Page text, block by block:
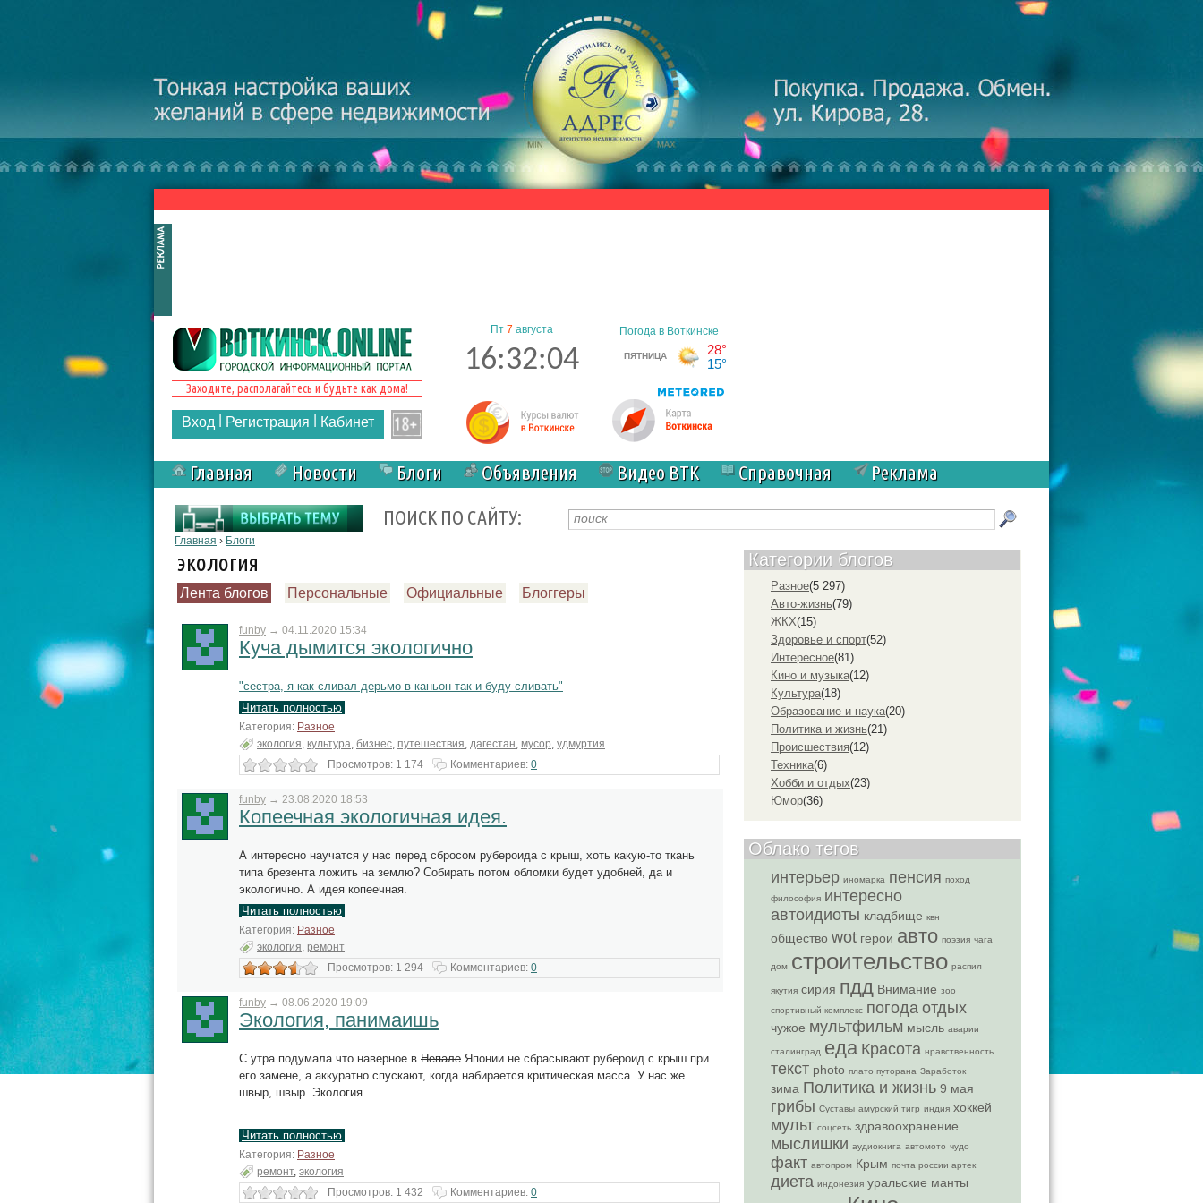
Заходите, располагайтесь и будьте как дома!
Вход Регистрация Кабинет
Пт 7 августа
16:32:04
Главная Новости Блоги Объявления Видео ВТК Справочная
Реклама
ПОИСК ПО САЙТУ:
Форма поиска
Вы здесь
Главная › Блоги
экология
Лента блогов Персональные Официальные Блоггеры
funby → 04.11.2020 15:34
Куча дымится экологично
"сестра, я как сливал дерьмо в каньон так и буду сливать"
Читать полностью
Категория: Разное
экология, культура, бизнес, путешествия, дагестан, мусор, удмуртия
Просмотров: 1 174
Комментариев: 0
funby → 23.08.2020 18:53
Копеечная экологичная идея.
А интересно научатся у нас перед сбросом рубероида с крыш, хоть какую-то ткань
типа брезента ложить на землю? Собирать потом обломки будет удобней, да и
экологично. А идея копеечная.
Читать полностью
Категория: Разное
экология, ремонт
Просмотров: 1 294
Комментариев: 0
funby → 08.06.2020 19:09
Экология, панимаишь
С утра подумала что наверное в Непале Японии не сбрасывают рубероид с крыш при
его замене, а аккуратно спускают, когда набирается критическая масса. У нас же
швыр, швыр. Экология...
Читать полностью
Категория: Разное
ремонт, экология
Просмотров: 1 432
Комментариев: 0
Категории блогов
Разное(5 297)
Авто-жизнь(79)
ЖКХ(15)
Здоровье и спорт(52)
Интересное(81)
Кино и музыка(12)
Культура(18)
Образование и наука(20)
Политика и жизнь(21)
Проиcшествия(12)
Техника(6)
Хобби и отдых(23)
Юмор(36)
Облако тегов
интерьер иномарка пенсия поход
философия интересно
автоидиоты кладбище квн
общество wot герои авто поэзия чага
дом строительство распил
якутия сирия пдд Внимание зоо
спортивный комплекс погода отдых
чужое мультфильм мысль аварии
сталинград еда Красота нравственность
текст photo плато путорана Заработок
зима Политика и жизнь 9 мая
грибы Суставы амурский тигр индия хоккей
мульт соцсеть здравоохранение
мыслишки аудиокнига автомото чудо
факт автопром Крым почта россии артек
диета индонезия уральские манты